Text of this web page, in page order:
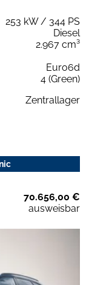
253 kW / 344 PS
Diesel
2.967 cm³
Euro6d
4 (Green)
Zentrallager
70.656,00 €
ausweisbar